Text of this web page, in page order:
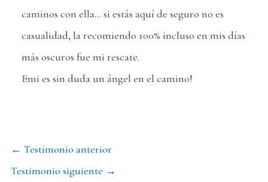
caminos con ella… si estás aquí de seguro no es
casualidad, la recomiendo 100% incluso en mis días
más oscuros fue mi rescate.
Emi es sin duda un ángel en el camino!
Navegación
de
← Testimonio anterior
Testimonio siguiente →